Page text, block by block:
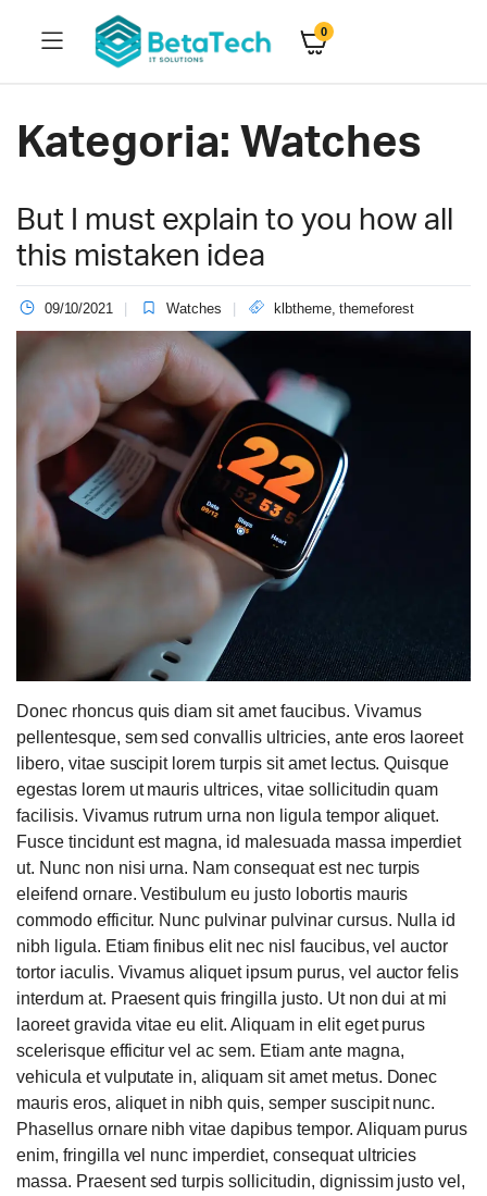
0
Kategoria: Watches
But I must explain to you how all
this mistaken idea
09/10/2021 Watches klbtheme, themeforest
Donec rhoncus quis diam sit amet faucibus. Vivamus
pellentesque, sem sed convallis ultricies, ante eros laoreet
libero, vitae suscipit lorem turpis sit amet lectus. Quisque
egestas lorem ut mauris ultrices, vitae sollicitudin quam
facilisis. Vivamus rutrum urna non ligula tempor aliquet.
Fusce tincidunt est magna, id malesuada massa imperdiet
ut. Nunc non nisi urna. Nam consequat est nec turpis
eleifend ornare. Vestibulum eu justo lobortis mauris
commodo efficitur. Nunc pulvinar pulvinar cursus. Nulla id
nibh ligula. Etiam finibus elit nec nisl faucibus, vel auctor
tortor iaculis. Vivamus aliquet ipsum purus, vel auctor felis
interdum at. Praesent quis fringilla justo. Ut non dui at mi
laoreet gravida vitae eu elit. Aliquam in elit eget purus
scelerisque efficitur vel ac sem. Etiam ante magna,
vehicula et vulputate in, aliquam sit amet metus. Donec
mauris eros, aliquet in nibh quis, semper suscipit nunc.
Phasellus ornare nibh vitae dapibus tempor. Aliquam purus
enim, fringilla vel nunc imperdiet, consequat ultricies
massa. Praesent sed turpis sollicitudin, dignissim justo vel,